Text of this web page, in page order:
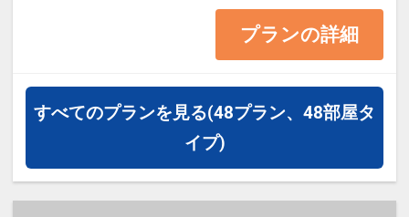
≪お部屋タイプ≫セミダブル 12．
5平米 バス・トイレ付 ～洗い場
付きバスルーム～
※1ベッドです。2名様で1室をご予
約の場合、おふたりでベッド1台を
ご利用いただきます。
プランの詳細
すべてのプランを見る(48プラン、48部屋タ
イプ)